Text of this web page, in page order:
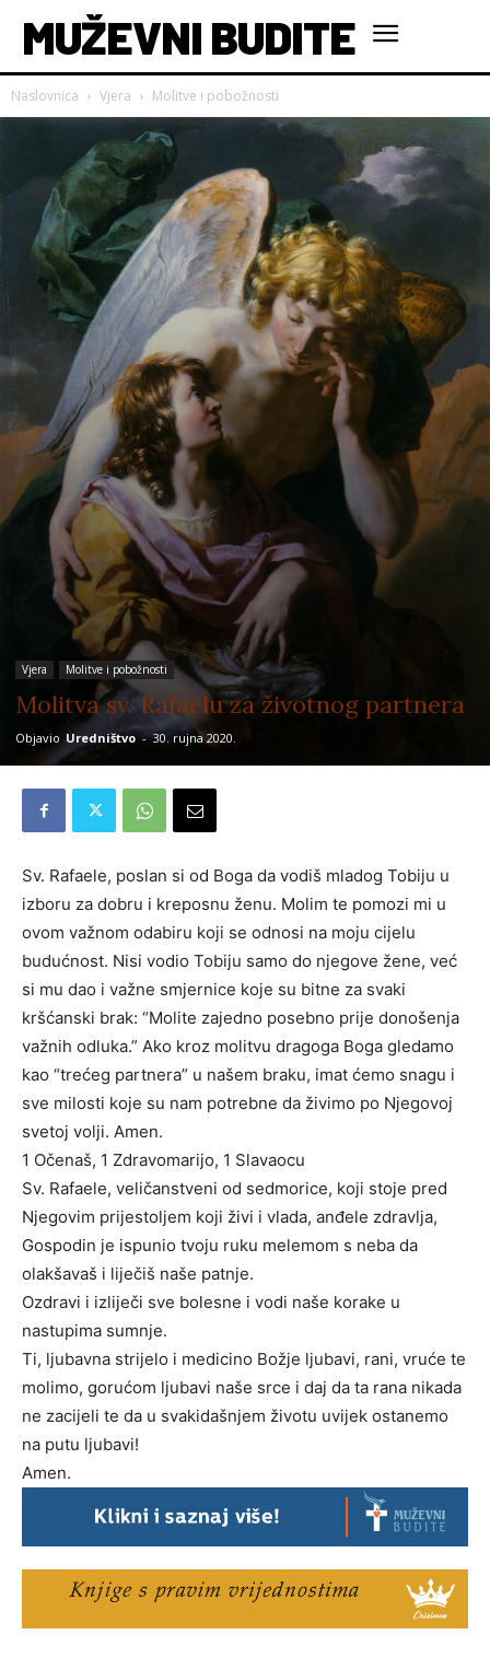
MUŽEVNI BUDITE
Naslovnica Vjera Molitve i pobožnosti
Vjera Molitve i pobožnosti
Molitva sv. Rafaelu za životnog partnera
Objavio Uredništvo - 30. rujna 2020.
Sv. Rafaele, poslan si od Boga da vodiš mladog Tobiju u
izboru za dobru i kreposnu ženu. Molim te pomozi mi u
ovom važnom odabiru koji se odnosi na moju cijelu
budućnost. Nisi vodio Tobiju samo do njegove žene, već
si mu dao i važne smjernice koje su bitne za svaki
kršćanski brak: “Molite zajedno posebno prije donošenja
važnih odluka.” Ako kroz molitvu dragoga Boga gledamo
kao “trećeg partnera” u našem braku, imat ćemo snagu i
sve milosti koje su nam potrebne da živimo po Njegovoj
svetoj volji. Amen.
1 Očenaš, 1 Zdravomarijo, 1 Slavaocu
Sv. Rafaele, veličanstveni od sedmorice, koji stoje pred
Njegovim prijestoljem koji živi i vlada, anđele zdravlja,
Gospodin je ispunio tvoju ruku melemom s neba da
olakšavaš i liječiš naše patnje.
Ozdravi i izliječi sve bolesne i vodi naše korake u
nastupima sumnje.
Ti, ljubavna strijelo i medicino Božje ljubavi, rani, vruće te
molimo, gorućom ljubavi naše srce i daj da ta rana nikada
ne zacijeli te da u svakidašnjem životu uvijek ostanemo
na putu ljubavi!
Amen.